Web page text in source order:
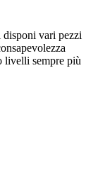
vari pezzi
livelli sempre più